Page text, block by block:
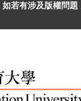
如若有涉及版權問題